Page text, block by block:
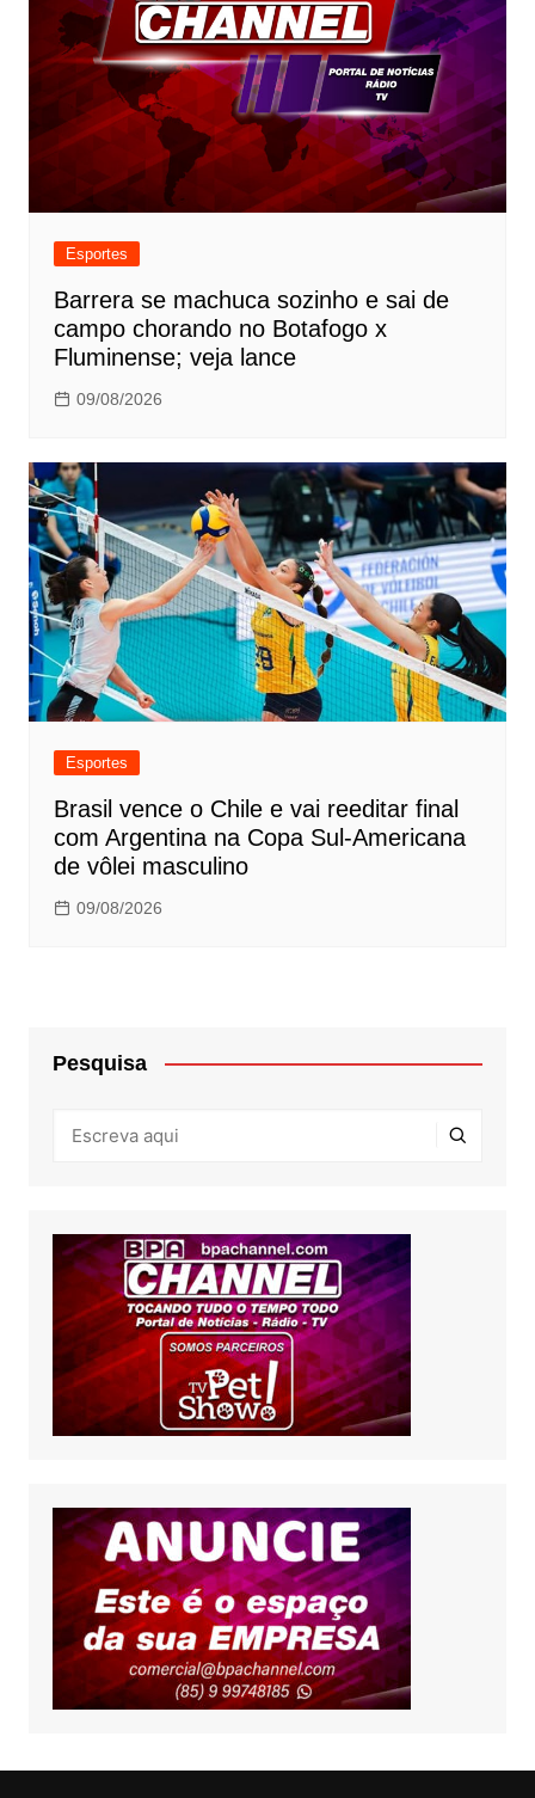
Esportes
Barrera se machuca sozinho e sai de
campo chorando no Botafogo x
Fluminense; veja lance
09/08/2026
Esportes
Brasil vence o Chile e vai reeditar final
com Argentina na Copa Sul-Americana
de vôlei masculino
09/08/2026
Pesquisa